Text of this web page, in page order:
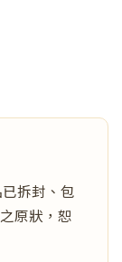
拆封、包
原狀，恕